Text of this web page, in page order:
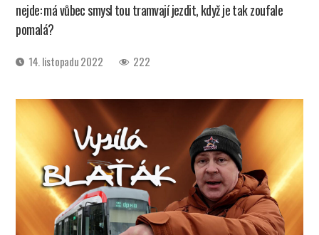
nejde: má vůbec smysl tou tramvají jezdit, když je tak zoufale
pomalá?
Datum14. listopadu 2022 222